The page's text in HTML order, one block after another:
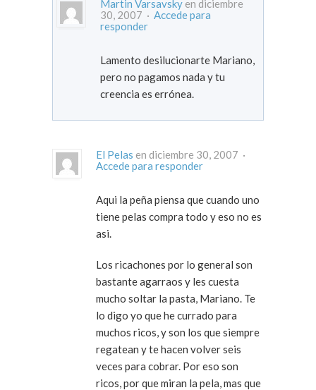
Martin Varsavsky en diciembre
30, 2007 · Accede para
responder
Lamento desilucionarte Mariano,
pero no pagamos nada y tu
creencia es errónea.
El Pelas
en diciembre 30, 2007 ·
Accede para responder
Aqui la peña piensa que cuando uno
tiene pelas compra todo y eso no es
asi.
Los ricachones por lo general son
bastante agarraos y les cuesta
mucho soltar la pasta, Mariano. Te
lo digo yo que he currado para
muchos ricos, y son los que siempre
regatean y te hacen volver seis
veces para cobrar. Por eso son
ricos, por que miran la pela, mas que